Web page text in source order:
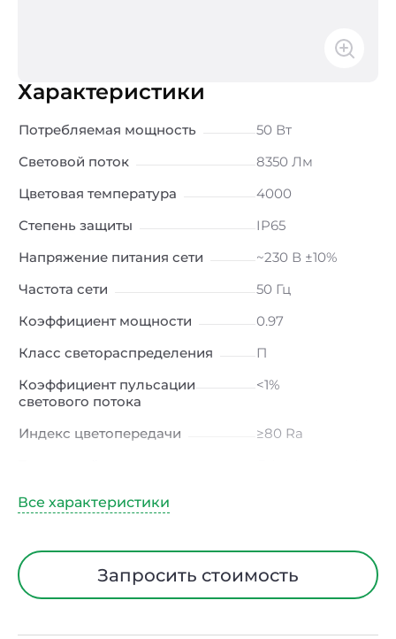
Характеристики
Потребляемая мощность
50 Вт
Световой поток
8350 Лм
Цветовая температура
4000
Степень защиты
IP65
Напряжение питания сети
~230 В ±10%
Частота сети
50 Гц
Коэффициент мощности
0.97
Класс светораспределения
П
Коэффициент пульсации
светового потока
<1%
Индекс цветопередачи
≥80 Ra
Угол рассеивания
Диапазон рабочих
температурЗапросить стоимость